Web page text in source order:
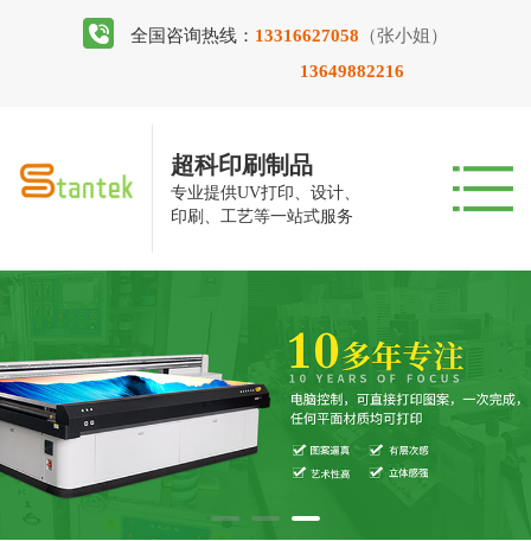
全国咨询热线： 13316627058 （张小姐）
13649882216
超科印刷制品
专业提供UV打印、设计、
印刷、工艺等一站式服务